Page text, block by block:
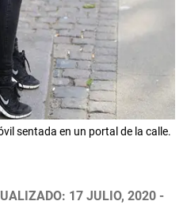
sentada en un portal de la calle.
17 JULIO, 2020 -